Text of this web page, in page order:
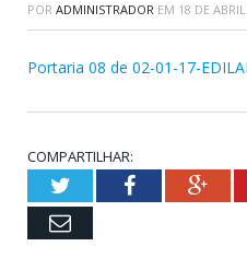
POR ADMINISTRADOR EM 18 DE
Portaria 08 de 02-01-17-
COMPARTILHAR:
TwitterFacebook
Email